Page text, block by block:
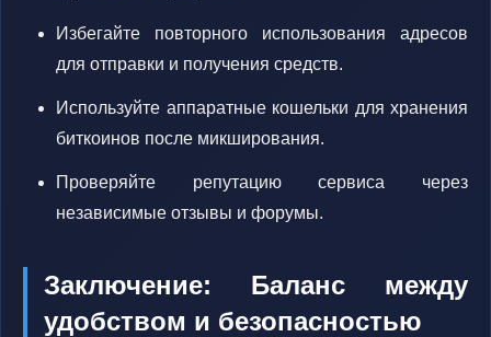
Избегайте повторного использования адресов
для отправки и получения средств.
Используйте аппаратные кошельки для хранения
биткоинов после микширования.
Проверяйте репутацию сервиса через
независимые отзывы и форумы.
Заключение: Баланс между
удобством и безопасностью